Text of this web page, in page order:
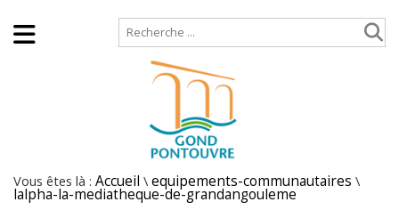
Vous êtes là : Accueil \ equipements-communautaires \
lalpha-la-mediatheque-de-grandangouleme